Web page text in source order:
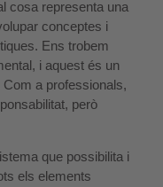
cosa representa una
conceptes i
Ens trobem
i aquest és un
a professionals,
però
que possibilita i
els elements